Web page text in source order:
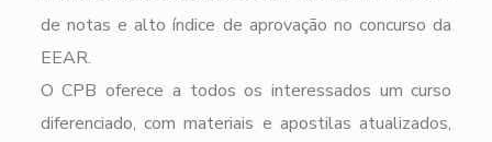
de notas e alto índice de aprovação no concurso da
EEAR.
O CPB oferece a todos os interessados um curso
diferenciado, com materiais e apostilas atualizados,